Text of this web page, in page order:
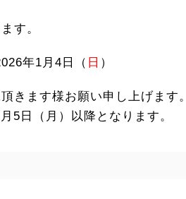
す。
年1月4日（ 日 ）
きます様お願い申し上げます。
5日（月）以降となります。